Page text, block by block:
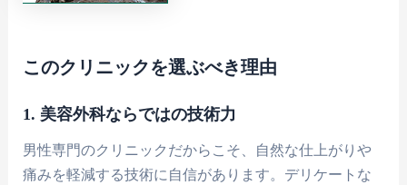
このクリニックを選ぶべき理由
1. 美容外科ならではの技術力
男性専門のクリニックだからこそ、自然な仕上がりや
痛みを軽減する技術に自信があります。デリケートな